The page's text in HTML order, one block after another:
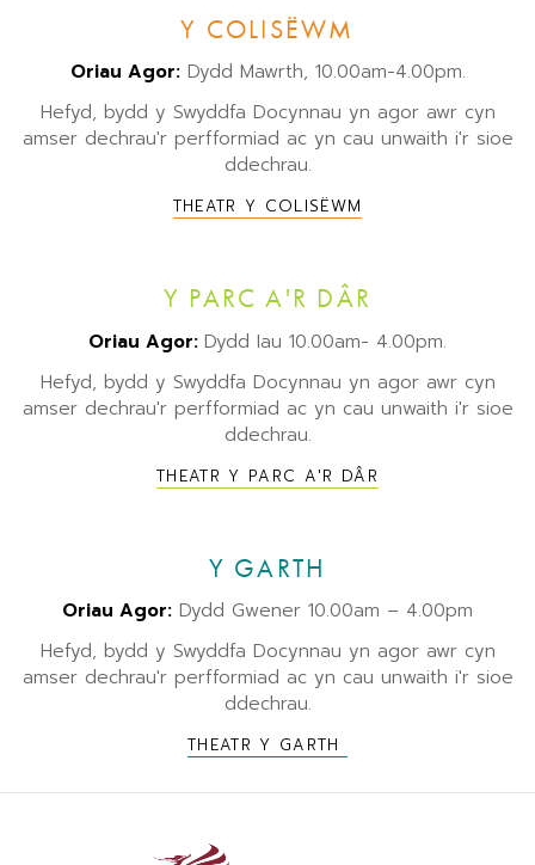
Y COLISËWM
Oriau Agor:Dydd Mawrth, 10.00am-4.00pm.
Hefyd, bydd y Swyddfa Docynnau yn agor awr cyn
amser dechrau'r perfformiad ac yn cau unwaith i'r sioe
ddechrau.
THEATR Y COLISËWM
Y PARC A'R DÂR
Oriau Agor: Dydd Iau 10.00am- 4.00pm.
Hefyd, bydd y Swyddfa Docynnau yn agor awr cyn
amser dechrau'r perfformiad ac yn cau unwaith i'r sioe
ddechrau.
THEATR Y PARC A'R DÂR
Y GARTH
Oriau Agor: Dydd Gwener 10.00am – 4.00pm
Hefyd, bydd y Swyddfa Docynnau yn agor awr cyn
amser dechrau'r perfformiad ac yn cau unwaith i'r sioe
ddechrau.
THEATR Y GARTH